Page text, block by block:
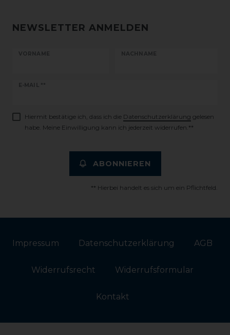
NEWSLETTER ANMELDEN
VORNAME NACHNAME
E-MAIL **
Newsletter
Hiermit bestätige ich, dass ich die Daten­schutz­erklärung gelesen
habe. Meine Einwilligung kann ich jederzeit widerrufen.**
ABONNIEREN
** Hierbei handelt es sich um ein Pflichtfeld.
Impressum Daten­schutz­erklärung AGB
Widerrufs­recht Widerrufs­formular
Kontakt